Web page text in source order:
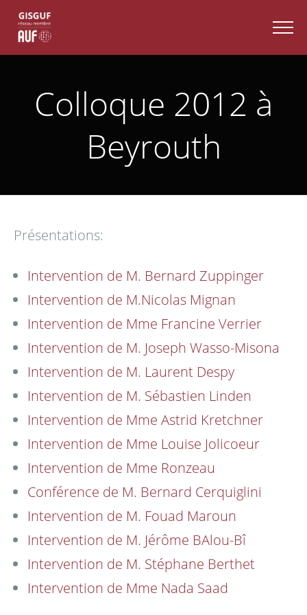
Colloque 2012 à
Beyrouth
Présentations:
Intervention de M. Bernard Zuppinger
Intervention de M.Nicolas Mignan
Intervention de Mme Francine Verrier
Intervention de M. Joseph Wasso-Misona
Intervention de M. Laurent Despy
Intervention de M. Sébastien Linden
Intervention de Mme Astrid Kretchner
Intervention de Mme Louise Jolicoeur
Intervention de Mme Ronzeau
Conférence de M. Bernard Cerquiglini
Intervention de M. Fouad Maroun
Intervention de M. Jérôme BAlou-Bî
Intervention de M. Stéphane Berthet
Intervention de Mme Nada Saad